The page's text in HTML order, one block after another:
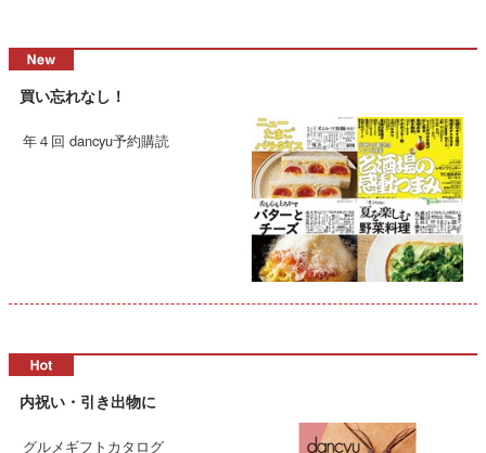
買い忘れなし！
年４回 dancyu予約購読
内祝い・引き出物に
グルメギフトカタログ